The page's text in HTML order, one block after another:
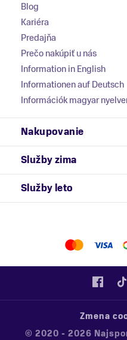
Blog
Kariéra
Predajňa
Prečo nakúpiť u nás
Information in English
Informationen auf Deutsch
Információk magyar
Nakupovanie
Služby zima
Služby leto
© 2020 - 2026
Zmena